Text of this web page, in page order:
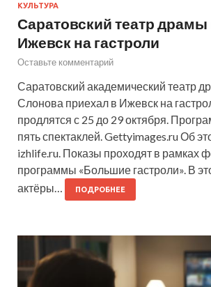
КУЛЬТУРА
Саратовский театр драмы
Ижевск на гастроли
Оставьте комментарий
Саратовский академический театр
Слонова приехал в Ижевск на
продлятся с 25 до 29 октября.
пять спектаклей. Gettyimages.ru Об
izhlife.ru. Показы проходят в рамках
программы «Большие гастроли». В
актёры…
ПОДРОБНЕЕ